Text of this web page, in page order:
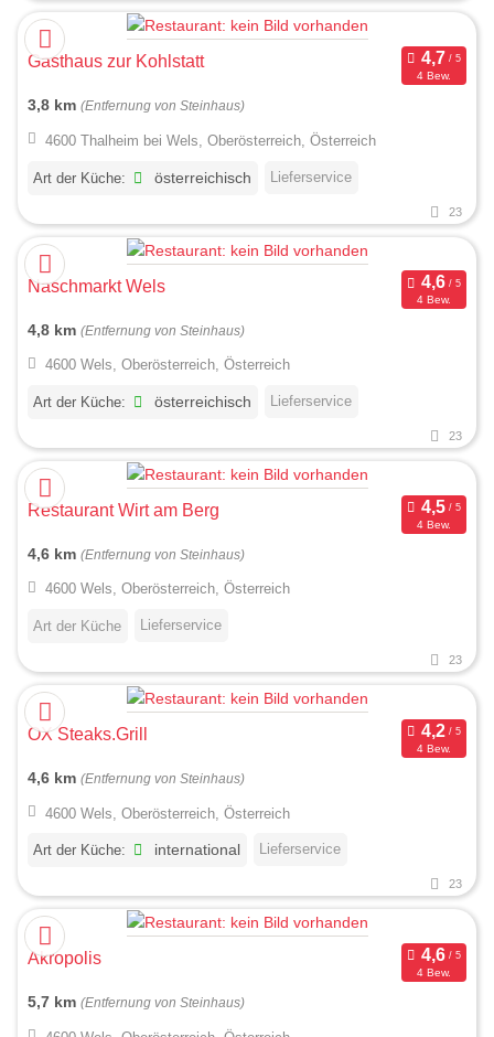
Gasthaus zur Kohlstatt
4 Bew.
3,8 km (Entfernung von Steinhaus)
4600 Thalheim bei Wels, Oberösterreich, Österreich
Art der Küche: österreichisch Lieferservice
23
Naschmarkt Wels
4 Bew.
4,8 km (Entfernung von Steinhaus)
4600 Wels, Oberösterreich, Österreich
Art der Küche: österreichisch Lieferservice
23
Restaurant Wirt am Berg
4 Bew.
4,6 km (Entfernung von Steinhaus)
4600 Wels, Oberösterreich, Österreich
Art der Küche Lieferservice
23
OX Steaks.Grill
4 Bew.
4,6 km (Entfernung von Steinhaus)
4600 Wels, Oberösterreich, Österreich
Art der Küche: international Lieferservice
23
Akropolis
4 Bew.
5,7 km (Entfernung von Steinhaus)